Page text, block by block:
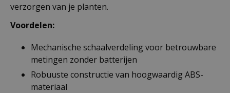
verzorgen van je planten.
Voordelen:
Mechanische schaalverdeling voor betrouwbare
metingen zonder batterijen
Robuuste constructie van hoogwaardig ABS-
materiaal